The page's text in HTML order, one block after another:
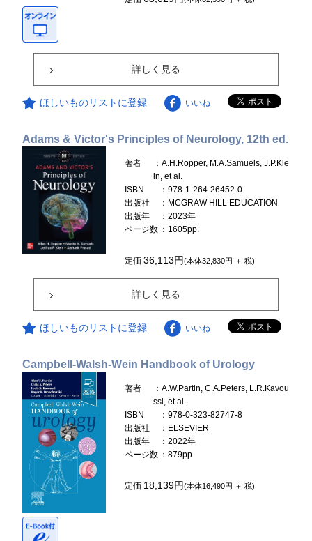
詳しく見る
ほしいものリストに登録 いいね
Adams & Victor's Principles of Neurology, 12th ed.
著者
：A.H.Ropper, M.A.Samuels, J.P.Kle
in, et al.
ISBN
：978-1-264-26452-0
出版社
：MCGRAW HILL EDUCATION
出版年
：2023年
ページ数 ：1605pp.
定価36,113円(本体32,830円 ＋ 税)
詳しく見る
ほしいものリストに登録 いいね
Campbell-Walsh-Wein Handbook of Urology
著者
：A.W.Partin, C.A.Peters, L.R.Kavou
ssi, et al.
ISBN
：978-0-323-82747-8
出版社
：ELSEVIER
出版年
：2022年
ページ数 ：879pp.
定価 18,139円(本体16,490円 ＋ 税)